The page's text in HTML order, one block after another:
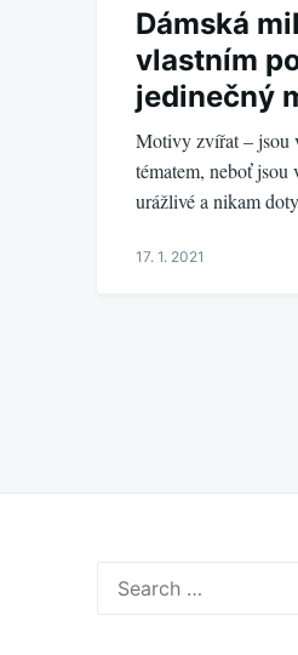
Dámská
vlastním
jedinečný
Motivy zvířat – jsou
tématem, neboť jsou
urážlivé a nikam
17. 1. 2021
for: